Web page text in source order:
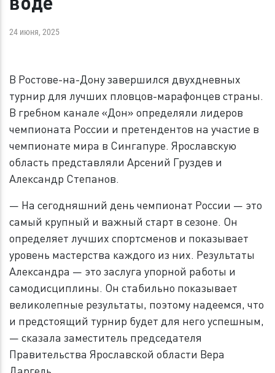
24 июня, 2025
В Ростове-на-Дону завершился двухдневных
турнир для лучших пловцов-марафонцев страны.
В гребном канале «Дон» определяли лидеров
чемпионата России и претендентов на участие в
чемпионате мира в Сингапуре. Ярославскую
область представляли Арсений Груздев и
Александр Степанов.
— На сегодняшний день чемпионат России — это
самый крупный и важный старт в сезоне. Он
определяет лучших спортсменов и показывает
уровень мастерства каждого из них. Результаты
Александра — это заслуга упорной работы и
самодисциплины. Он стабильно показывает
великолепные результаты, поэтому надеемся, что
и предстоящий турнир будет для него успешным,
— сказала заместитель председателя
Правительства Ярославской области Вера